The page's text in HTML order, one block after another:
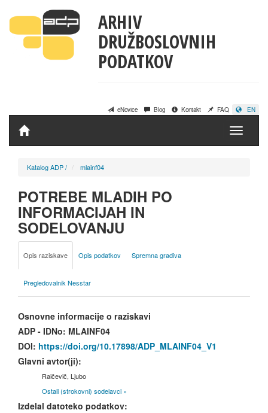
ARHIV
DRUŽBOSLOVNIH
PODATKOV
eNovice Blog Kontakt FAQ EN
Domov
Katalog ADP/ mlainf04
POTREBE MLADIH PO
INFORMACIJAH IN
SODELOVANJU
Opis raziskave Opis podatkov Spremna gradiva
Pregledovalnik Nesstar
Osnovne informacije o raziskavi
ADP - IDNo: MLAINF04
DOI: https://doi.org/10.17898/ADP_MLAINF04_V1
Glavni avtor(ji):
Raičevič, Ljubo
Ostali (strokovni) sodelavci »
Izdelal datoteko podatkov: